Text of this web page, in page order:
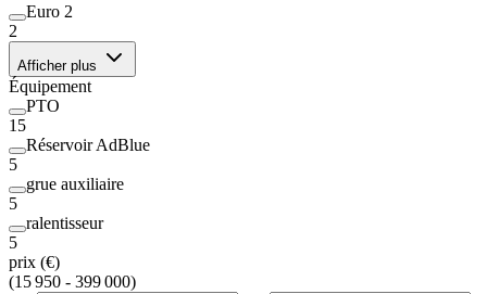
Euro 2
2
Afficher plus
Équipement
PTO
15
Réservoir AdBlue
5
grue auxiliaire
5
ralentisseur
5
prix (€)
(15 950 - 399 000)